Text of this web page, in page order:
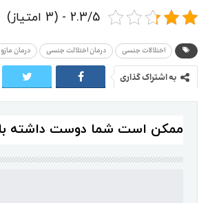
2.3/5 - (3 امتیاز)
اختلالات جنسی درمان اختلالت جنسی درمان
به اشتراک گذاری
ممکن است شما دوست داشته